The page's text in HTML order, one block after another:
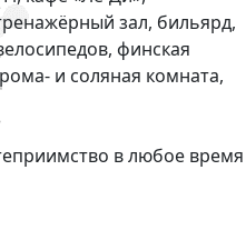
зал, бильярд,
финская
и соляная комната,
в любое время